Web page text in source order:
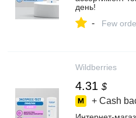
день!
- Few
Wildberries
4.31 $
+ Cash